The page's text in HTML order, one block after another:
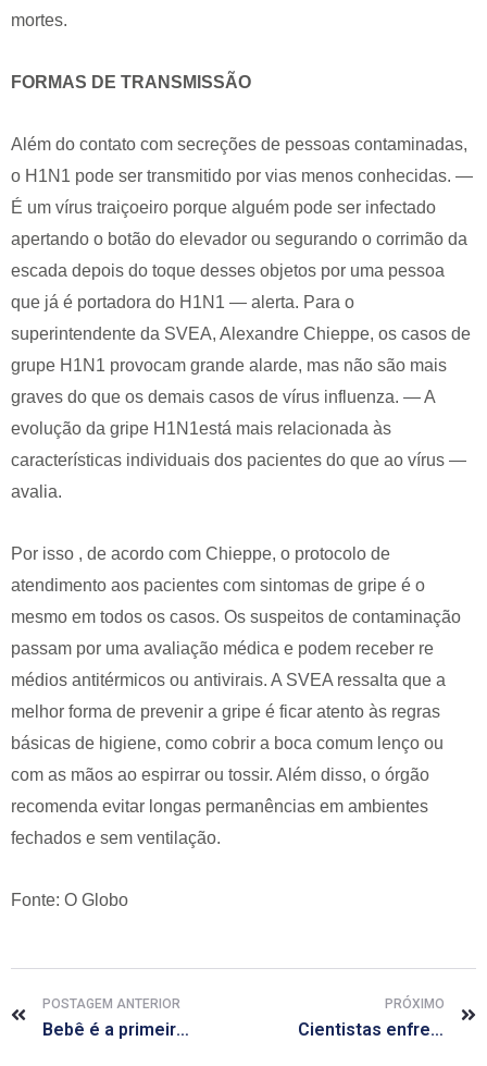
mortes.
FORMAS DE TRANSMISSÃO
Além do contato com secreções de pessoas contaminadas,
o H1N1 pode ser transmitido por vias menos conhecidas. —
É um vírus traiçoeiro porque alguém pode ser infectado
apertando o botão do elevador ou segurando o corrimão da
escada depois do toque desses objetos por uma pessoa
que já é portadora do H1N1 — alerta. Para o
superintendente da SVEA, Alexandre Chieppe, os casos de
grupe H1N1 provocam grande alarde, mas não são mais
graves do que os demais casos de vírus influenza. — A
evolução da gripe H1N1está mais relacionada às
características individuais dos pacientes do que ao vírus —
avalia.
Por isso , de acordo com Chieppe, o protocolo de
atendimento aos pacientes com sintomas de gripe é o
mesmo em todos os casos. Os suspeitos de contaminação
passam por uma avaliação médica e podem receber re
médios antitérmicos ou antivirais. A SVEA ressalta que a
melhor forma de prevenir a gripe é ficar atento às regras
básicas de higiene, como cobrir a boca comum lenço ou
com as mãos ao espirrar ou tossir. Além disso, o órgão
recomenda evitar longas permanências em ambientes
fechados e sem ventilação.
Fonte: O Globo
POSTAGEM ANTERIOR
Bebê é a primeira vítima do vírus do chicungunha na Colômbia
PRÓXIMO
Cientistas enfrentam dilema ético na busca por vacinas contra o ebola